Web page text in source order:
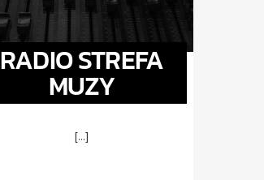
RADIO STREFA
MUZY
[...]